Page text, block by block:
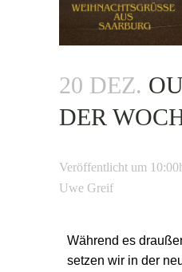
20 DEZ.
DER
Veröffentlicht um
Uwe Greif
Während es
setzen wir in der